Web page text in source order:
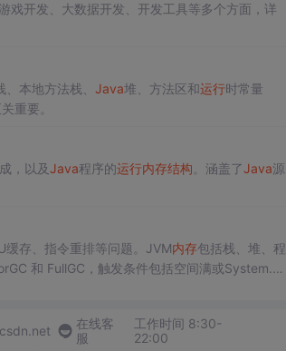
戏开发、大数据开发、开发工具等多个方面，详
、本地方法栈、 Java堆、方法区和运行时常量
重要。
，以及Java程序的运行内存结构 。涵盖了Java源
存、指令重排等问题。JVM内存包括栈、堆、程
和 FullGC，触发条件包括空间满或System.g
在线客
服
工作时间 8:30-
22:00